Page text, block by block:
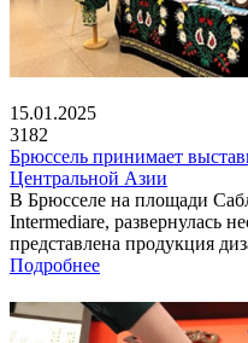
15.01.2025
3182
Брюссель принимает
Центральной Азии
В Брюсселе на площади
Intermediare, развернулась
представлена продукция
Подробнее